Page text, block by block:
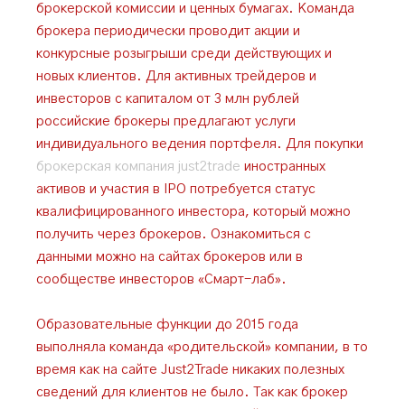
брокерской комиссии и ценных бумагах. Команда
брокера периодически проводит акции и
конкурсные розыгрыши среди действующих и
новых клиентов. Для активных трейдеров и
инвесторов с капиталом от 3 млн рублей
российские брокеры предлагают услуги
индивидуального ведения портфеля. Для покупки
брокерская компания just2trade иностранных
активов и участия в IPO потребуется статус
квалифицированного инвестора, который можно
получить через брокеров. Ознакомиться с
данными можно на сайтах брокеров или в
сообществе инвесторов «Смарт-лаб».
Образовательные функции до 2015 года
выполняла команда «родительской» компании, в то
время как на сайте Just2Trade никаких полезных
сведений для клиентов не было. Так как брокер